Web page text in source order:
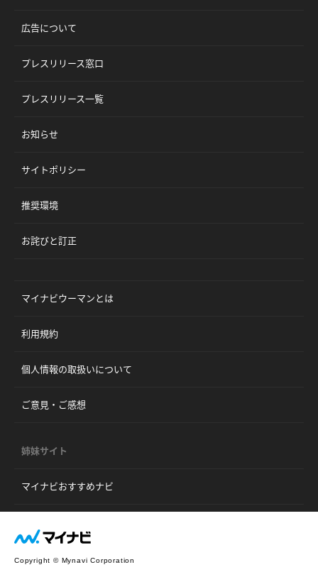
広告について
プレスリリース窓口
プレスリリース一覧
お知らせ
サイトポリシー
推奨環境
お詫びと訂正
マイナビウーマンとは
利用規約
個人情報の取扱いについて
ご意見・ご感想
姉妹サイト
マイナビおすすめナビ
Copyright © Mynavi Corporation